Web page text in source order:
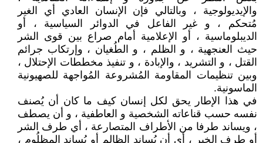
والإيديولوجية ، وبالتالي فإن الإنسان العادي أي الغير
مُتحكم ، و غير الفاعل في الدوائر السياسية ، أو
الديبلوماسية ، أو الإعلامية أمام صراع بين قوى الشر
حيث العنجهية ، و الظلم ، و الطُغيان ، وإرتكاب جرائم
القتل ، و التشريد ، والإبادة ، و تنفيذ مخططات الإحتلال ،
وبين تنظيمات المقاومة المُشروعة المُواجهة للصهيونية
الماسونية.
في هذا الإطار يحق لكل إنسان كيف ما كان أن يُصنف
نفسه حسب قناعاته الشخصية و العاطفية ، و أن يصطف
، ويساند طرفا من الأطراف المتصارعة ، أي طرف الشر
أو طرف الخير ، أي أن يُساند الظالم أو يُساند المظلُوم ،